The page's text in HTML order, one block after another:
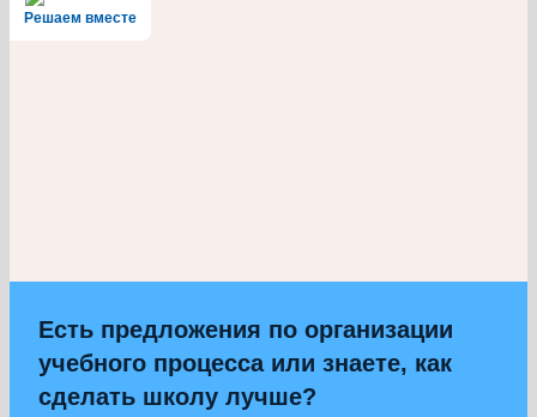
Решаем вместе
Есть предложения по организации
учебного процесса или знаете, как
сделать школу лучше?